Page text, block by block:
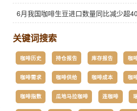
6月我国咖啡生豆进口数量同比减少超
关键词搜索
咖啡历史 持仓报告 库存报告 咖
咖啡需求 咖啡供给 咖啡成本 咖
咖啡指数 瓜地马拉咖啡 连咖啡